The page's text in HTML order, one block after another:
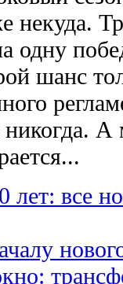
некуда.
одну
шанс
А
лет: все